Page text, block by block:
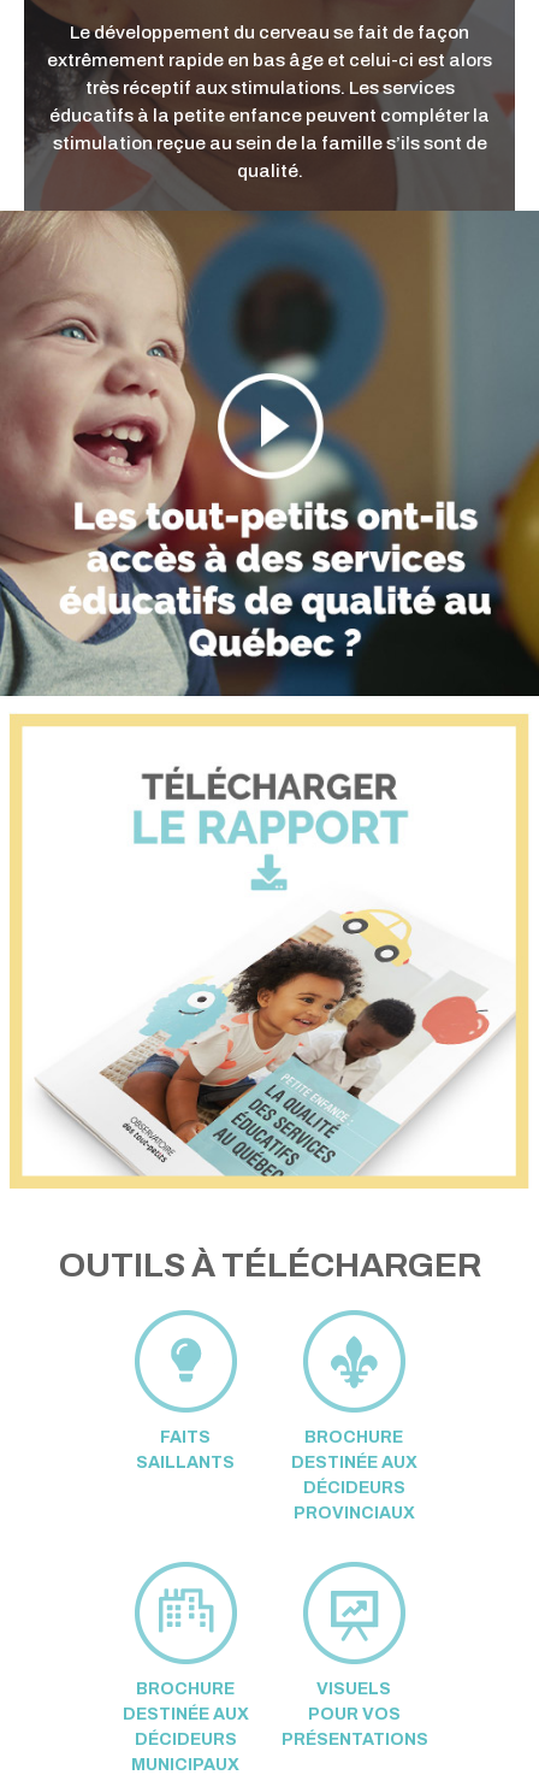
Le développement du cerveau se fait de façon
extrêmement rapide en bas âge et celui-ci est alors
très réceptif aux stimulations. Les services
éducatifs à la petite enfance peuvent compléter la
stimulation reçue au sein de la famille s’ils sont de
qualité.
OUTILS À TÉLÉCHARGER
FAITS
SAILLANTS
BROCHURE
DESTINÉE AUX
DÉCIDEURS
PROVINCIAUX
BROCHURE
DESTINÉE AUX
DÉCIDEURS
MUNICIPAUX
VISUELS
POUR VOS
PRÉSENTATIONS